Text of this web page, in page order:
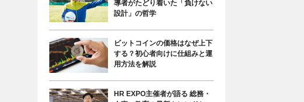
導者がたどり着いた「負けない
設計」の哲学
ビットコインの価格はなぜ上下
する？初心者向けに仕組みと運
用方法を解説
HR EXPO主催者が語る 総務・